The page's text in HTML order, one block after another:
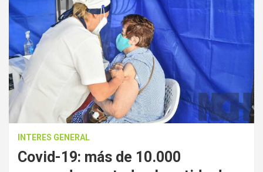
INTERES GENERAL
Covid-19: más de 10.000